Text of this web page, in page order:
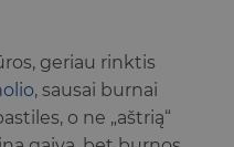
geriau rinktis
, sausai burnai
o ne „aštrią“